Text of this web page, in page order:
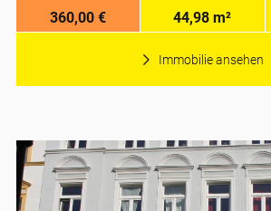
360,00 €
44,98 m²
Immobilie ansehen